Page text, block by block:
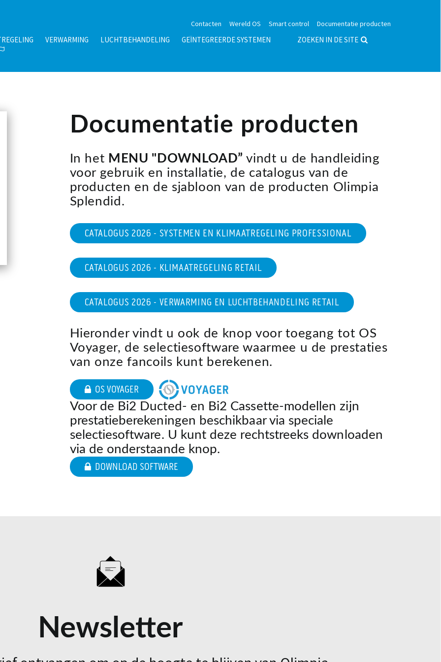
Documentatie producten
Smart control
Wereld OS
Contacten
VERWARMING LUCHTBEHANDELING GEÏNTEGREERDE SYSTEMEN
ZOEKEN IN DE SITE
Documentatie producten
In het MENU "DOWNLOAD” vindt u de handleiding
voor gebruik en installatie, de catalogus van de
producten en de sjabloon van de producten Olimpia
Splendid.
CATALOGUS 2026 - SYSTEMEN EN KLIMAATREGELING PROFESSIONAL
CATALOGUS 2026 - KLIMAATREGELING RETAIL
CATALOGUS 2026 - VERWARMING EN LUCHTBEHANDELING RETAIL
Hieronder vindt u ook de knop voor toegang tot OS
Voyager, de selectiesoftware waarmee u de prestaties
van onze fancoils kunt berekenen.
OS VOYAGER
Voor de Bi2 Ducted- en Bi2 Cassette-modellen zijn
prestatieberekeningen beschikbaar via speciale
selectiesoftware. U kunt deze rechtstreeks downloaden
via de onderstaande knop.
DOWNLOAD SOFTWARE
Newsletter